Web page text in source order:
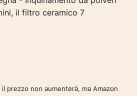
prezzo non aumenterà, ma Amazon